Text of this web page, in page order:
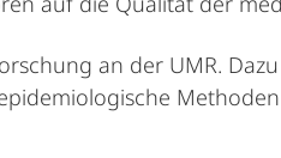
an der UMR.